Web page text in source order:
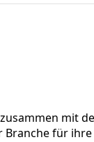
mit
Branche für